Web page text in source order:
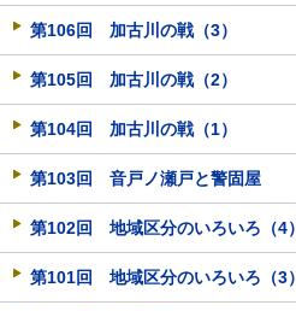
第106回 加古川の戦（3）
第105回 加古川の戦（2）
第104回 加古川の戦（1）
第103回 音戸ノ瀬戸と警固屋
第102回 地域区分のいろいろ（4）
第101回 地域区分のいろいろ（3）